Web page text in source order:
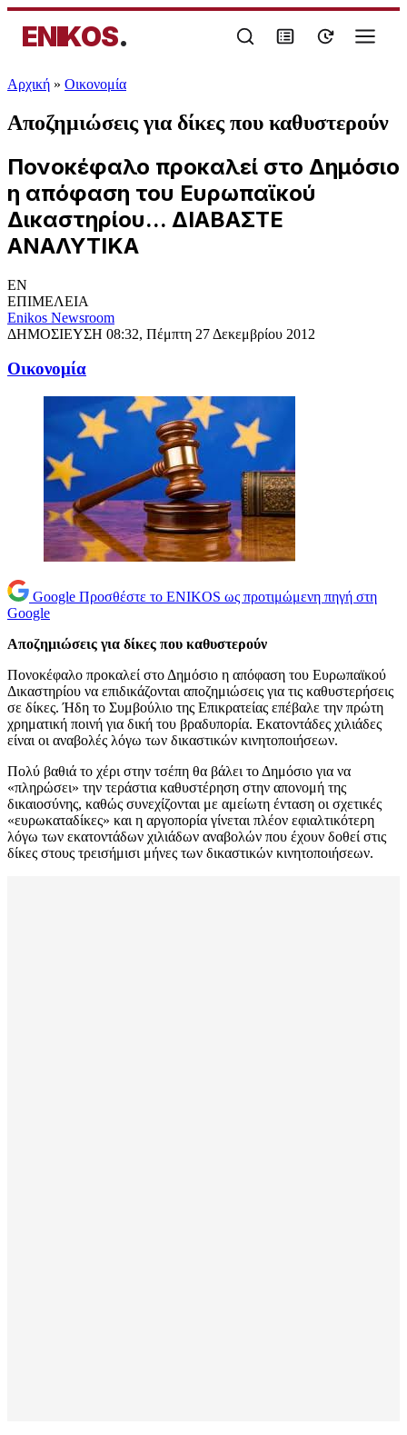
ENIKOS.
Αρχική » Oικονομία
Αποζημιώσεις για δίκες που καθυστερούν
Πονοκέφαλο προκαλεί στο Δημόσιο
η απόφαση του Ευρωπαϊκού
Δικαστηρίου... ΔΙΑΒΑΣΤΕ
ΑΝΑΛΥΤΙΚΑ
EN
ΕΠΙΜΕΛΕΙΑ
Enikos Newsroom
ΔΗΜΟΣΙΕΥΣΗ 08:32, Πέμπτη 27 Δεκεμβρίου 2012
Oικονομία
Google Προσθέστε το ENIKOS ως προτιμώμενη πηγή στη
Google
Αποζημιώσεις για δίκες που καθυστερούν
Πονοκέφαλο προκαλεί στο Δημόσιο η απόφαση του Ευρωπαϊκού
Δικαστηρίου να επιδικάζονται αποζημιώσεις για τις καθυστερήσεις
σε δίκες. Ήδη το Συμβούλιο της Επικρατείας επέβαλε την πρώτη
χρηματική ποινή για δική του βραδυπορία. Εκατοντάδες χιλιάδες
είναι οι αναβολές λόγω των δικαστικών κινητοποιήσεων.
Πολύ βαθιά το χέρι στην τσέπη θα βάλει το Δημόσιο για να
«πληρώσει» την τεράστια καθυστέρηση στην απονομή της
δικαιοσύνης, καθώς συνεχίζονται με αμείωτη ένταση οι σχετικές
«ευρωκαταδίκες» και η αργοπορία γίνεται πλέον εφιαλτικότερη
λόγω των εκατοντάδων χιλιάδων αναβολών που έχουν δοθεί στις
δίκες στους τρεισήμισι μήνες των δικαστικών κινητοποιήσεων.